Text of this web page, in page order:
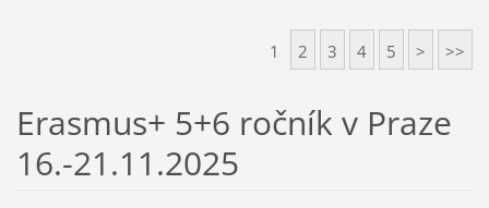
1 2 3 4 5 > >>
Erasmus+ 5+6 ročník v Praze
16.-21.11.2025